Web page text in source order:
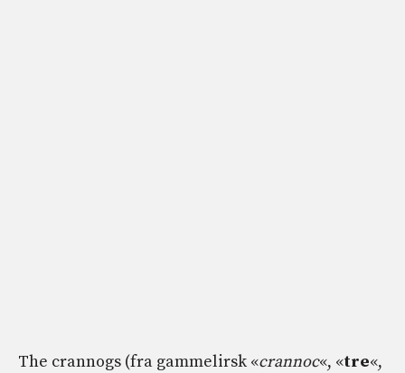
The crannogs (fra gammelirsk «crannoc«, «tre«,